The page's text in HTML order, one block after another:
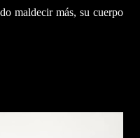
maldecir más, su cuerpo